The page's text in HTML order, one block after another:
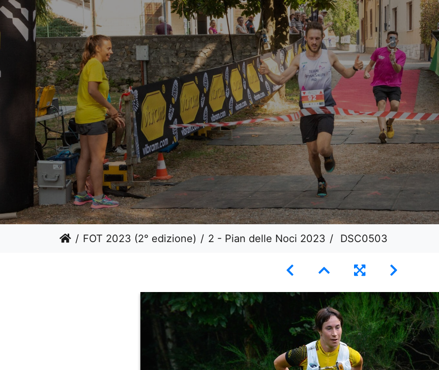
FOT 2023 (2° edizione) 2 - Pian delle Noci 2023 DSC0503